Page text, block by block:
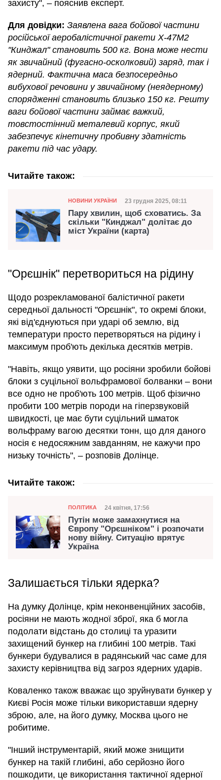
захисту", – пояснив експерт.
Для довідки: Заявлена вага бойової частини
російської аеробалістичної ракети Х-47М2
"Кинджал" становить 500 кг. Вона може нести
як звичайний (фугасно-осколковий) заряд, так і
ядерний. Фактична маса безпосередньо
вибухової речовини у звичайному (неядерному)
спорядженні становить близько 150 кг. Решту
ваги бойової частини займає важкий,
товстостінний металевий корпус, який
забезпечує кінетичну пробивну здатність
ракети під час удару.
Читайте також:
Категорія
НОВИНИ УКРАЇНИ Дата публікації
23 грудня 2025, 08:11
Пару хвилин, щоб сховатись. За
скільки "Кинджал" долітає до
міст України (карта)
"Орєшнік" перетвориться на рідину
Щодо розрекламованої балістичної ракети
середньої дальності "Орєшнік", то окремі блоки,
які від'єднуються при ударі об землю, від
температури просто перетворяться на рідину і
максимум проб'ють декілька десятків метрів.
"Навіть, якщо уявити, що росіяни зробили бойові
блоки з суцільної вольфрамової болванки – вони
все одно не проб'ють 100 метрів. Щоб фізично
пробити 100 метрів породи на гіперзвуковій
швидкості, це має бути суцільний шматок
вольфраму вагою десятки тонн, що для даного
носія є недосяжним завданням, не кажучи про
низьку точність", – розповів Долінце.
Читайте також:
Категорія
ПОЛІТИКА Дата публікації
24 квітня, 17:56
Путін може замахнутися на
Європу "Орєшніком" і розпочати
нову війну. Ситуацію врятує
Україна
Залишається тільки ядерка?
На думку Долінце, крім неконвенційних засобів,
росіяни не мають жодної зброї, яка б могла
подолати відстань до столиці та уразити
захищений бункер на глибині 100 метрів. Такі
бункери будувалися в радянський час саме для
захисту керівництва від загроз ядерних ударів.
Коваленко також вважає що зруйнувати бункер у
Києві Росія може тільки використавши ядерну
зброю, але, на його думку, Москва цього не
робитиме.
"Інший інструментарій, який може знищити
бункер на такій глибині, або серйозно його
пошкодити, це використання тактичної ядерної